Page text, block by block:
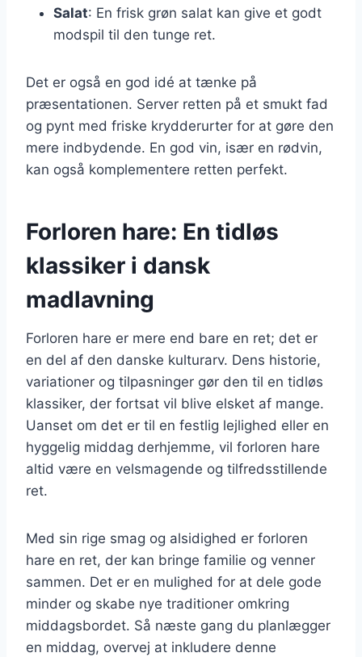
Salat: En frisk grøn salat kan give et godt
modspil til den tunge ret.
Det er også en god idé at tænke på
præsentationen. Server retten på et smukt fad
og pynt med friske krydderurter for at gøre den
mere indbydende. En god vin, især en rødvin,
kan også komplementere retten perfekt.
Forloren hare: En tidløs
klassiker i dansk
madlavning
Forloren hare er mere end bare en ret; det er
en del af den danske kulturarv. Dens historie,
variationer og tilpasninger gør den til en tidløs
klassiker, der fortsat vil blive elsket af mange.
Uanset om det er til en festlig lejlighed eller en
hyggelig middag derhjemme, vil forloren hare
altid være en velsmagende og tilfredsstillende
ret.
Med sin rige smag og alsidighed er forloren
hare en ret, der kan bringe familie og venner
sammen. Det er en mulighed for at dele gode
minder og skabe nye traditioner omkring
middagsbordet. Så næste gang du planlægger
en middag, overvej at inkludere denne